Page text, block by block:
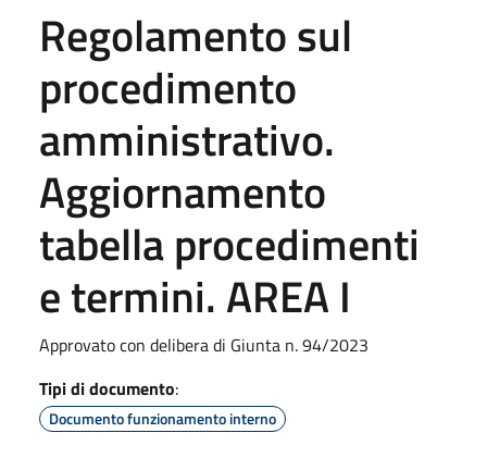
Regolamento sul
procedimento
amministrativo.
Aggiornamento
tabella procedimenti
e termini. AREA I
Approvato con delibera di Giunta n. 94/2023
Tipi di documento:
Documento funzionamento interno